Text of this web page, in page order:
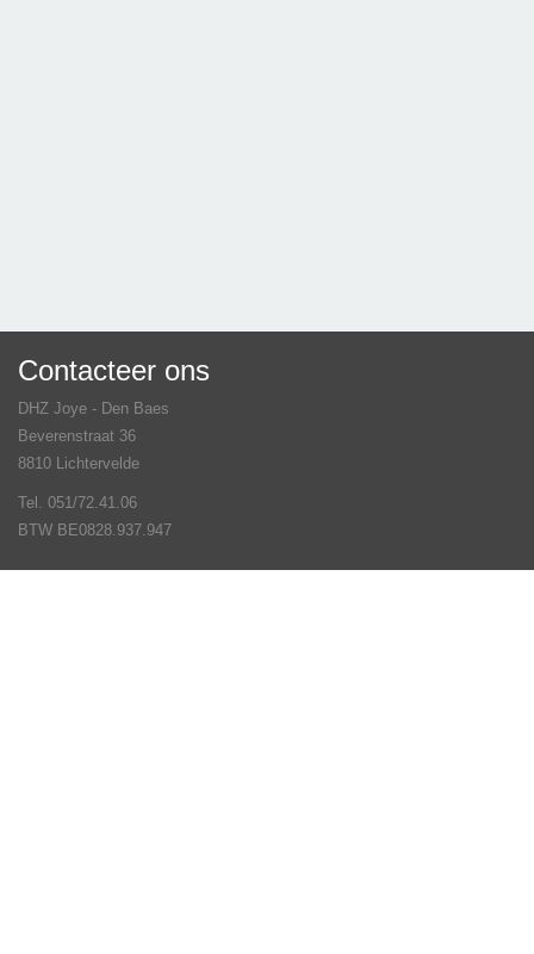
Contacteer ons
DHZ Joye - Den Baes
Beverenstraat 36
8810 Lichtervelde
Tel. 051/72.41.06
BTW BE0828.937.947